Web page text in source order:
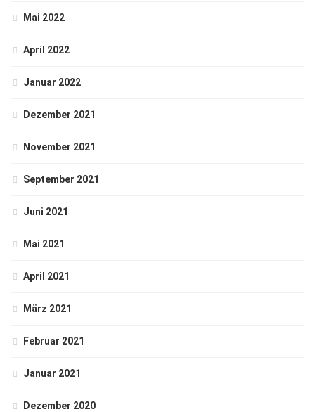
Mai 2022
April 2022
Januar 2022
Dezember 2021
November 2021
September 2021
Juni 2021
Mai 2021
April 2021
März 2021
Februar 2021
Januar 2021
Dezember 2020